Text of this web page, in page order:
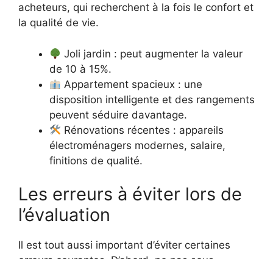
acheteurs, qui recherchent à la fois le confort et
la qualité de vie.
Joli jardin : peut augmenter la valeur
de 10 à 15%.
Appartement spacieux : une
disposition intelligente et des rangements
peuvent séduire davantage.
Rénovations récentes : appareils
électroménagers modernes, salaire,
finitions de qualité.
Les erreurs à éviter lors de
l’évaluation
Il est tout aussi important d’éviter certaines